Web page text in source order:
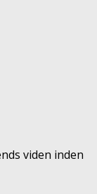
viden inden